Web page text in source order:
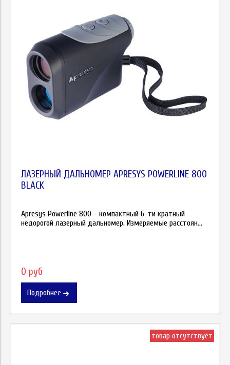
ЛАЗЕРНЫЙ ДАЛЬНОМЕР APRESYS POWERLINE 800
BLACK
Apresys Powerline 800 - компактный 6-ти кратный
недорогой лазерный дальномер. Измеряемые расстоян...
0 руб
Подробнее
товар отсутствует